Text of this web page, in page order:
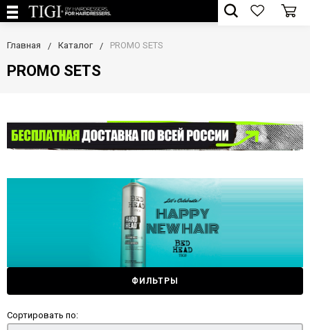
Главная Каталог PROMO SETS
PROMO SETS
ФИЛЬТРЫ
Сортировать по: